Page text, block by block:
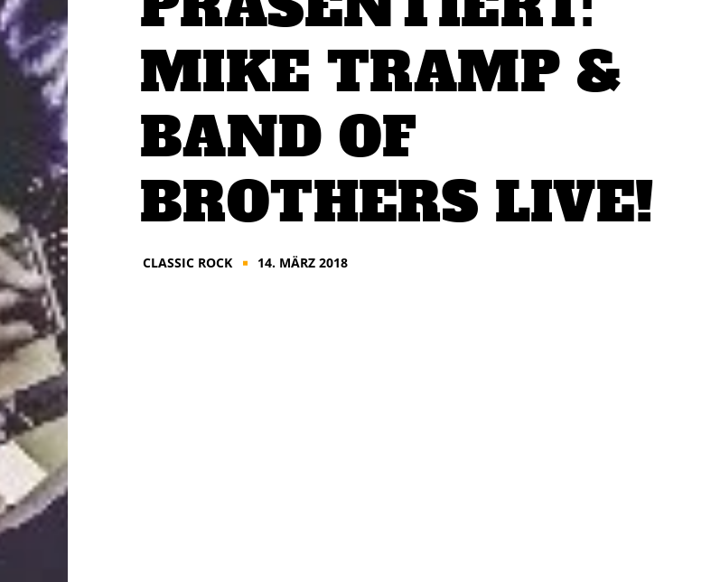
MIKE TRAMP &
BAND OF
BROTHERS LIVE!
CLASSIC ROCK ■ 14. MÄRZ 2018